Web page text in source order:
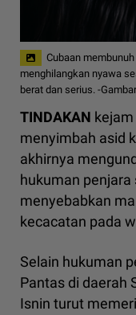
Cubaan
menghilangkan nyawa
berat dan serius. -
TINDAKAN
menyimbah asid
akhirnya
hukuman
menyebabkan
kecacatan pada
Selain hukuman
Pantas di daerah
Isnin turut